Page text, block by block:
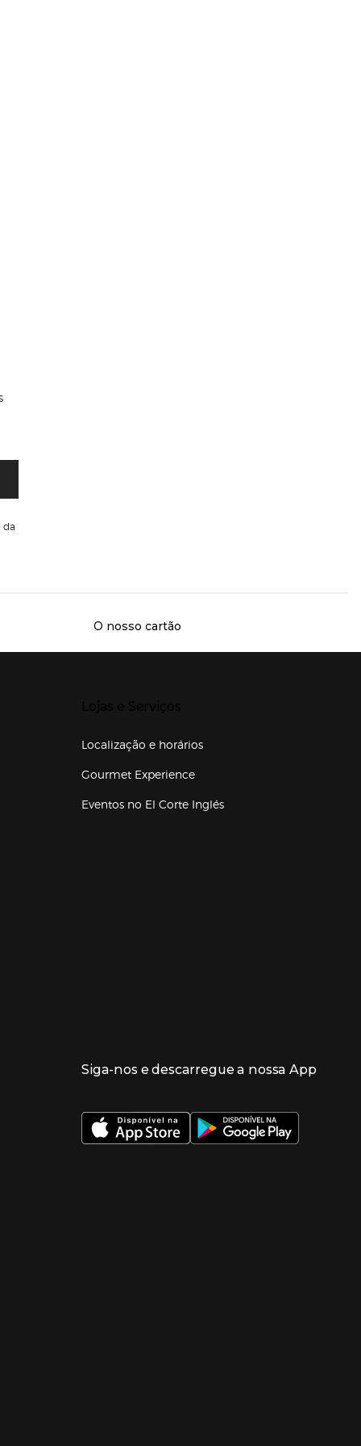
da
O nosso cartão
Localização e horários
Gourmet Experience
Eventos no El Corte Inglés
ventana)
ventana)
Siga-nos e descarregue a nossa App